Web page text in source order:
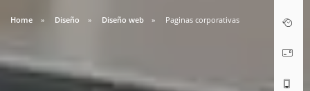
Home Diseño Diseño web Paginas corporativas